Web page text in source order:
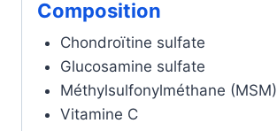
Composition
Chondroïtine sulfate
Glucosamine sulfate
Méthylsulfonylméthane (MSM)
Vitamine C